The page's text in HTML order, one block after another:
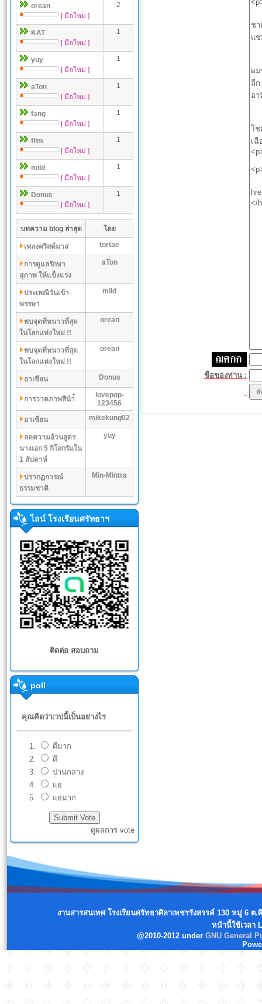
orean
[ มือใหม่ ]
2
KAT
[ มือใหม่ ]
1
yuy
[ มือใหม่ ]
1
aTon
[ มือใหม่ ]
1
fang
[ มือใหม่ ]
1
film
[ มือใหม่ ]
1
mild
[ มือใหม่ ]
1
Donus
[ มือใหม่ ]
1
บทความ blog ล่าสุด โดย
เพลงคริสต์มาส tortae
การดูแลรักษา
สุภาพ ให้แข็งแรง
aTon
ประเพณีวันเข้า
พรรษา
mild
พบจุดที่หนาวที่สุด
ในโลกเเห่งใหม่ !!
orean
พบจุดที่หนาวที่สุด
ในโลกเเห่งใหม่ !!
orean
อาเซียน Donus
การวาดภาพสีนำ้
lovepop-
123456
อาเซียน
mikekung02
ลดความอ้วนสูตร
นางเอก 5 กิโลกรัมใน
1 สัปดาห์
yuy
ปรากฏการณ์
ธรรมชาติ
Min-Mintra
ไลน์ โรงเรียนศรัทธาฯ
ติดต่อ สอบถาม
poll
คุณคิดว่าเวปนี้เป็นอย่างไร
ดีมาก
ดี
ปานกลาง
แย่
แย่มาก
ดูผลการ vote
ชื่อของท่าน :
งานสารสนเทศ โรงเรียนศรัทธาศิลาเพชรรังสรรค์ 130 หมู่ 6
หน้านี้ใช้เวลา
@2010-2012 under GNU General